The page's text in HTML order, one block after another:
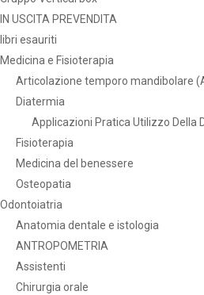
IN USCITA PREVENDITA
libri esauriti
Medicina e Fisioterapia
Articolazione temporo mandibolare
Diatermia
Applicazioni Pratica Utilizzo Della
Fisioterapia
Medicina del benessere
Osteopatia
Odontoiatria
Anatomia dentale e istologia
ANTROPOMETRIA
Assistenti
Chirurgia orale